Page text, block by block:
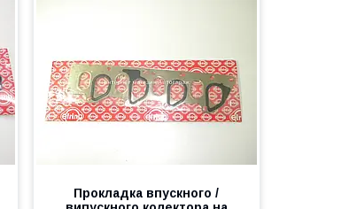
Прокладка впускного /